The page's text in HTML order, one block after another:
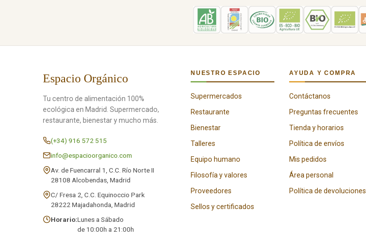
Espacio Orgánico
Tu centro de alimentación 100%
ecológica en Madrid. Supermercado,
restaurante, bienestar y mucho más.
(+34) 916 572 515
info@espacioorganico.com
Av. de Fuencarral 1, C.C. Río Norte II
28108 Alcobendas, Madrid
C/ Fresa 2, C.C. Equinoccio Park
28222 Majadahonda, Madrid
Horario:Lunes a Sábado
de 10:00h a 21:00h
NUESTRO ESPACIO
Supermercados
Restaurante
Bienestar
Talleres
Equipo humano
Filosofía y valores
Proveedores
Sellos y certificados
AYUDA Y COMPRA
Contáctanos
Preguntas frecuentes
Tienda y horarios
Política de envíos
Mis pedidos
Área personal
Política de devoluciones